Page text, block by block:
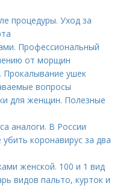
процедуры. Уход за
Профессиональный
от морщин
Прокалывание ушек
вопросы
для женщин. Полезные
аналоги. В России
коронавирус за два
женской. 100 и 1 вид
видов пальто, курток и